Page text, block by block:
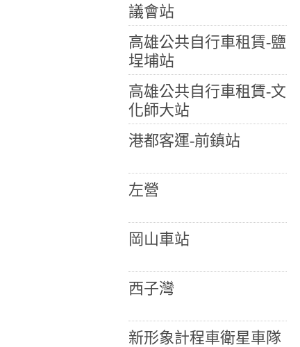
議會站
高雄公共自行車租賃-鹽
埕埔站
高雄公共自行車租賃-文
化師大站
港都客運-前鎮站
左營
岡山車站
西子灣
新形象計程車衛星車隊